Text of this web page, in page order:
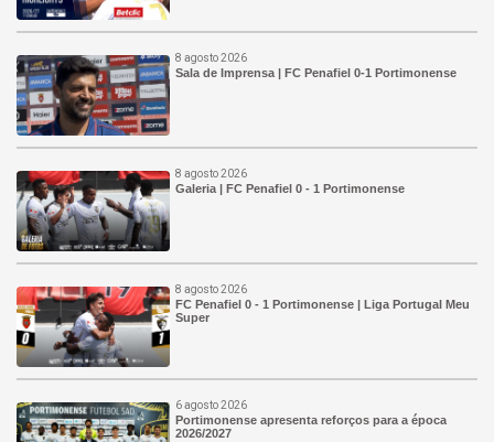
8 agosto 2026
Sala de Imprensa | FC Penafiel 0-1 Portimonense
8 agosto 2026
Galeria | FC Penafiel 0 - 1 Portimonense
8 agosto 2026
FC Penafiel 0 - 1 Portimonense | Liga Portugal Meu
Super
6 agosto 2026
Portimonense apresenta reforços para a época
2026/2027